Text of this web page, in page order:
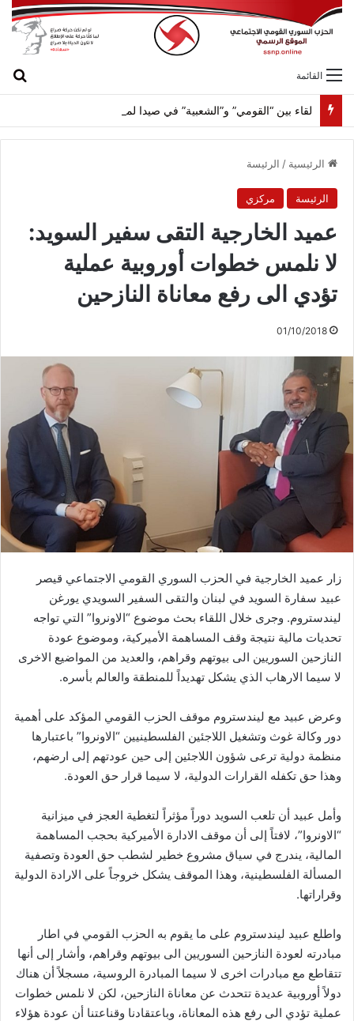
القائمة
الرئيسية / الرئيسة
الرئيسة مركزي
عميد الخارجية التقى سفير السويد:
لا نلمس خطوات أوروبية عملية
تؤدي الى رفع معاناة النازحين
01/10/2018
زار عميد الخارجية في الحزب السوري القومي الاجتماعي قيصر
عبيد سفارة السويد في لبنان والتقى السفير السويدي يورغن
ليندستروم. وجرى خلال اللقاء بحث موضوع “الاونروا” التي تواجه
تحديات مالية نتيجة وقف المساهمة الأميركية، وموضوع عودة
النازحين السوريين الى بيوتهم وقراهم، والعديد من المواضيع الاخرى
لا سيما الارهاب الذي يشكل تهديداً للمنطقة والعالم بأسره.
وعرض عبيد مع ليندستروم موقف الحزب القومي المؤكد على أهمية
دور وكالة غوث وتشغيل اللاجئين الفلسطينيين “الاونروا” باعتبارها
منظمة دولية ترعى شؤون اللاجئين إلى حين عودتهم إلى ارضهم،
وهذا حق تكفله القرارات الدولية، لا سيما قرار حق العودة.
وأمل عبيد أن تلعب السويد دوراً مؤثراً لتغطية العجز في ميزانية
“الاونروا”، لافتاً إلى أن موقف الادارة الأميركية بحجب المساهمة
المالية، يندرج في سياق مشروع خطير لشطب حق العودة وتصفية
المسألة الفلسطينية، وهذا الموقف يشكل خروجاً على الارادة الدولية
وقراراتها.
واطلع عبيد ليندستروم على ما يقوم به الحزب القومي في اطار
مبادرته لعودة النازحين السوريين الى بيوتهم وقراهم، وأشار إلى أنها
تتقاطع مع مبادرات اخرى لا سيما المبادرة الروسية، مسجلاً أن هناك
دولاً أوروبية عديدة تتحدث عن معاناة النازحين، لكن لا نلمس خطوات
عملية تؤدي الى رفع هذه المعاناة، وباعتقادنا وقناعتنا أن عودة هؤلاء